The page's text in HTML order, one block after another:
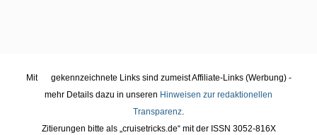
Mit
gekennzeichnete Links sind zumeist Affiliate-Links (Werbung) -
mehr Details dazu in unseren Hinweisen zur redaktionellen
Transparenz.
Zitierungen bitte als „cruisetricks.de“ mit der ISSN 3052-816X